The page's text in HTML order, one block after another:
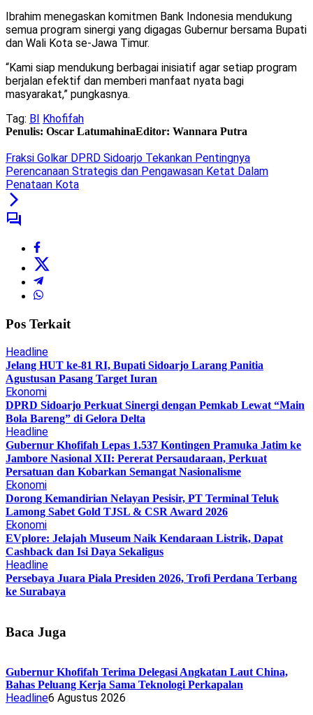
Ibrahim menegaskan komitmen Bank Indonesia mendukung
semua program sinergi yang digagas Gubernur bersama Bupati
dan Wali Kota se-Jawa Timur.
“Kami siap mendukung berbagai inisiatif agar setiap program
berjalan efektif dan memberi manfaat nyata bagi
masyarakat,” pungkasnya.
Tag: BI Khofifah
Penulis: Oscar LatumahinaEditor: Wannara Putra
Fraksi Golkar DPRD Sidoarjo Tekankan Pentingnya
Perencanaan Strategis dan Pengawasan Ketat Dalam
Penataan Kota
Pos Terkait
Headline
Jelang HUT ke-81 RI, Bupati Sidoarjo Larang Panitia
Agustusan Pasang Target Iuran
Ekonomi
DPRD Sidoarjo Perkuat Sinergi dengan Pemkab Lewat “Main
Bola Bareng” di Gelora Delta
Headline
Gubernur Khofifah Lepas 1.537 Kontingen Pramuka Jatim ke
Jambore Nasional XII: Pererat Persaudaraan, Perkuat
Persatuan dan Kobarkan Semangat Nasionalisme
Ekonomi
Dorong Kemandirian Nelayan Pesisir, PT Terminal Teluk
Lamong Sabet Gold TJSL & CSR Award 2026
Ekonomi
EVplore: Jelajah Museum Naik Kendaraan Listrik, Dapat
Cashback dan Isi Daya Sekaligus
Headline
Persebaya Juara Piala Presiden 2026, Trofi Perdana Terbang
ke Surabaya
Baca Juga
Gubernur Khofifah Terima Delegasi Angkatan Laut China,
Bahas Peluang Kerja Sama Teknologi Perkapalan
Headline6 Agustus 2026